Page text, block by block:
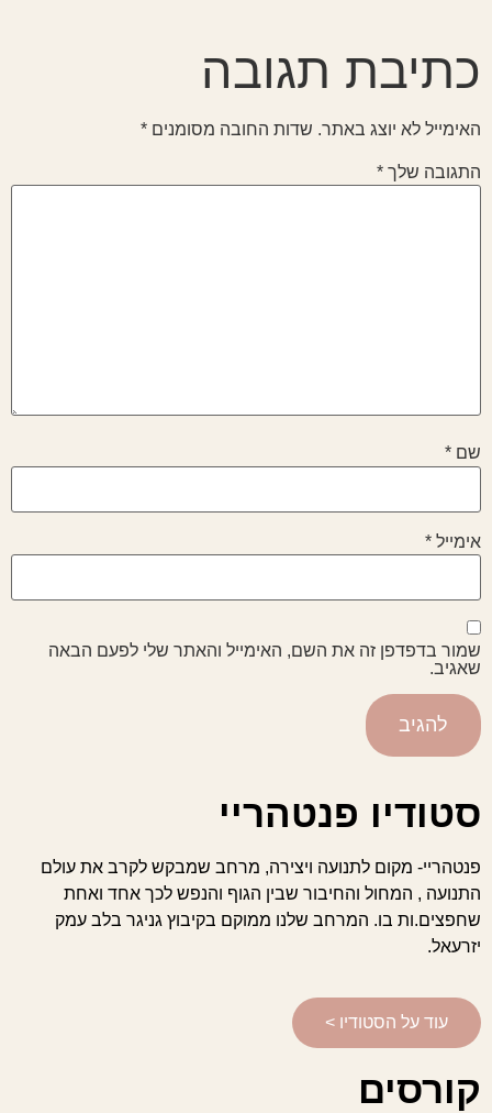
כתיבת תגובה
האימייל לא יוצג באתר. שדות החובה מסומנים *
התגובה שלך *
שם *
אימייל *
שמור בדפדפן זה את השם, האימייל והאתר שלי לפעם הבאה
שאגיב.
סטודיו פנטהריי
פנטהריי- מקום לתנועה ויצירה, מרחב שמבקש לקרב את עולם
התנועה , המחול והחיבור שבין הגוף והנפש לכך אחד ואחת
שחפצים.ות בו. המרחב שלנו ממוקם בקיבוץ גניגר בלב עמק
יזרעאל.
עוד על הסטודיו >
קורסים